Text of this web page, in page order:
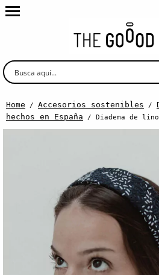
Home / Accesorios sostenibles /
hechos en España / Diadema de